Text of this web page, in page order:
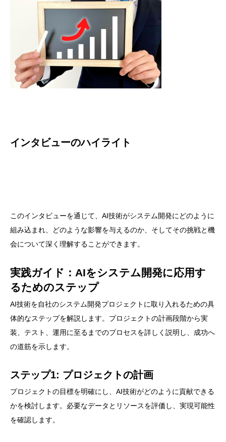
インタビューのハイライト
このインタビューを通じて、AI技術がシステム開発にどのように
組み込まれ、どのような影響を与えるのか、そしてその挑戦と機
会について深く理解することができます。
実践ガイド：AIをシステム開発に応用す
るためのステップ
AI技術を自社のシステム開発プロジェクトに取り入れるための具
体的なステップを解説します。プロジェクトの計画段階から実
装、テスト、運用に至るまでのプロセスを詳しく説明し、成功へ
の道筋を示します。
ステップ1: プロジェクトの計画
プロジェクトの目標を明確にし、AI技術がどのように貢献できる
かを検討します。必要なデータとリソースを評価し、実現可能性
を確認します。